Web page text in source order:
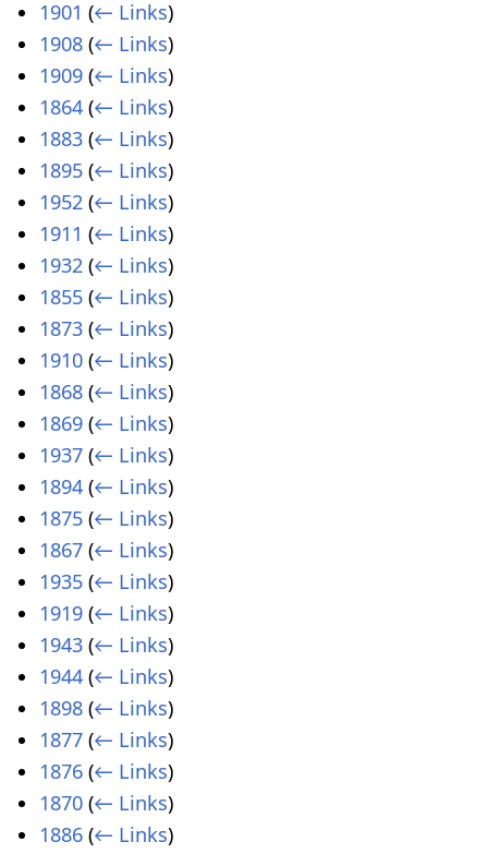
1901 (← Links)
1908 (← Links)
1909 (← Links)
1864 (← Links)
1883 (← Links)
1895 (← Links)
1952 (← Links)
1911 (← Links)
1932 (← Links)
1855 (← Links)
1873 (← Links)
1910 (← Links)
1868 (← Links)
1869 (← Links)
1937 (← Links)
1894 (← Links)
1875 (← Links)
1867 (← Links)
1935 (← Links)
1919 (← Links)
1943 (← Links)
1944 (← Links)
1898 (← Links)
1877 (← Links)
1876 (← Links)
1870 (← Links)
1886 (← Links)